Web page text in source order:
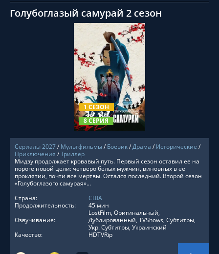
Голубоглазый самурай 2 сезон
1 СЕЗОН
8 СЕРИЯ
СМОТРЕТЬ ОНЛАЙН
Сериалы 2027/ Мультфильмы/ Боевик/Драма / Исторические /
Приключения /Триллер
Мидзу продолжает кровавый путь. Первый сезон оставил ее на
пороге новой цели: четверо белых мужчин, виновных в ее
проклятии, почти все мертвы. Остался последний. Второй сезон
«Голубоглазого самурая»...
Страна:
США
Продолжительность:
45 мин
Озвучивание:
LostFilm, Оригинальный,
Дублированный, TVShows, Субтитры,
Укр. Субтитры, Украинский
Качество:
HDTVRip